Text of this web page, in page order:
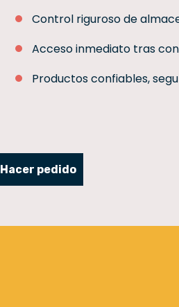
Control riguroso de
Acceso inmediato tras
Productos confiables,
Hacer pedido